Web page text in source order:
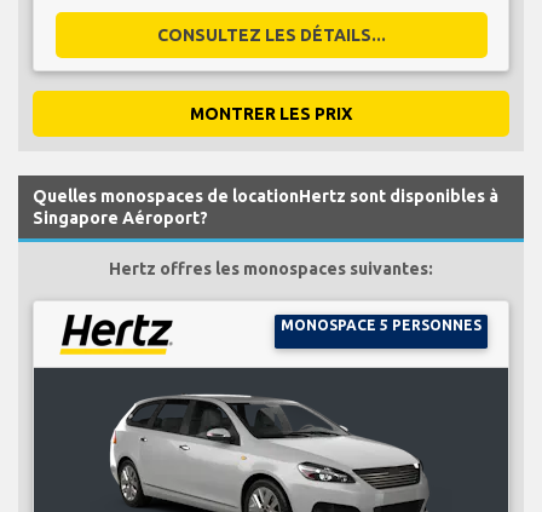
CONSULTEZ LES DÉTAILS...
MONTRER LES PRIX
Quelles monospaces de locationHertz sont disponibles à
Singapore Aéroport?
Hertz offres les monospaces suivantes:
MONOSPACE 5 PERSONNES